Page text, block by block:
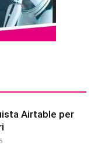
Airtable per